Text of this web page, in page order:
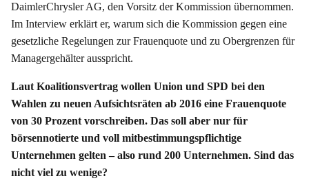
DaimlerChrysler AG, den Vorsitz der Kommission übernommen.
Im Interview erklärt er, warum sich die Kommission gegen eine
gesetzliche Regelungen zur Frauenquote und zu Obergrenzen für
Managergehälter ausspricht.
Laut Koalitionsvertrag wollen Union und SPD bei den
Wahlen zu neuen Aufsichtsräten ab 2016 eine Frauenquote
von 30 Prozent vorschreiben. Das soll aber nur für
börsennotierte und voll mitbestimmungspflichtige
Unternehmen gelten – also rund 200 Unternehmen. Sind das
nicht viel zu wenige?